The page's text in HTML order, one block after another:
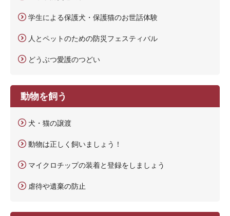
学生による保護犬・保護猫のお世話体験
人とペットのための防災フェスティバル
どうぶつ愛護のつどい
動物を飼う
犬・猫の譲渡
動物は正しく飼いましょう！
マイクロチップの装着と登録をしましょう
虐待や遺棄の防止